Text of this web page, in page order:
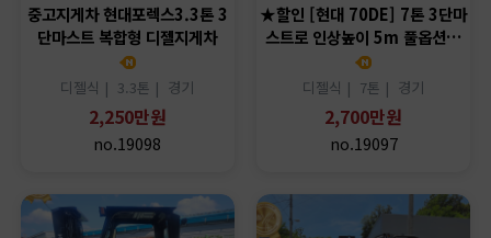
중고지게차 현대포렉스3.3톤 3
단마스트 복합형 디젤지게차
디젤식 | 3.3톤 | 경기
2,250만원
no.19098
★할인 [현대 70DE] 7톤 3단마
스트로 인상높이 5m 풀옵션…
디젤식 | 7톤 | 경기
2,700만원
no.19097